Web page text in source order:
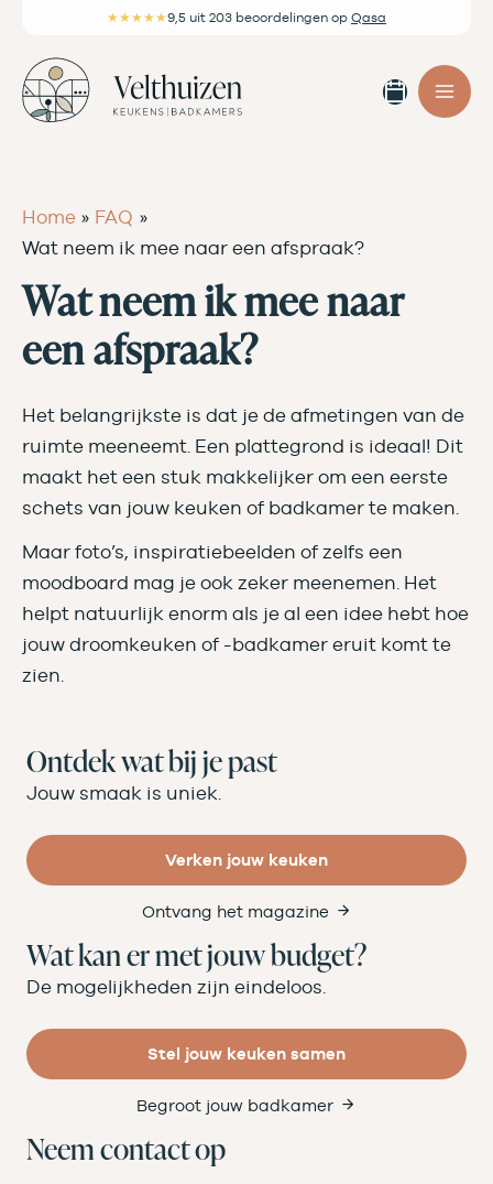
inhoud
★★★★★9,5 uit 203 beoordelingen op Qasa
maken
Home
FAQ
Wat neem ik mee naar een afspraak?
Wat neem ik mee naar
een afspraak?
Het belangrijkste is dat je de afmetingen van de
ruimte meeneemt. Een plattegrond is ideaal! Dit
maakt het een stuk makkelijker om een eerste
schets van jouw keuken of badkamer te maken.
Maar foto’s, inspiratiebeelden of zelfs een
moodboard mag je ook zeker meenemen. Het
helpt natuurlijk enorm als je al een idee hebt hoe
jouw droomkeuken of -badkamer eruit komt te
zien.
Ontdek wat bij je past
Jouw smaak is uniek.
Verken jouw keuken
Ontvang het magazine
Wat kan er met jouw budget?
De mogelijkheden zijn eindeloos.
Stel jouw keuken samen
Begroot jouw badkamer
Neem contact op